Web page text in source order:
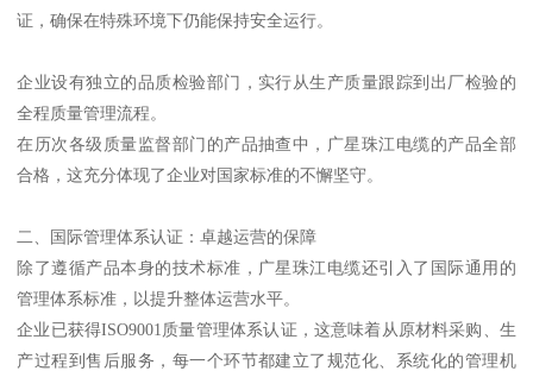
证，确保在特殊环境下仍能保持安全运行。
企业设有独立的品质检验部门，实行从生产质量跟踪到出厂检验的
全程质量管理流程。
在历次各级质量监督部门的产品抽查中，广星珠江电缆的产品全部
合格，这充分体现了企业对国家标准的不懈坚守。
二、国际管理体系认证：卓越运营的保障
除了遵循产品本身的技术标准，广星珠江电缆还引入了国际通用的
管理体系标准，以提升整体运营水平。
企业已获得ISO9001质量管理体系认证，这意味着从原材料采购、生
产过程到售后服务，每一个环节都建立了规范化、系统化的管理机